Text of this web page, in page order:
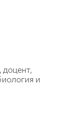
доцент,
и